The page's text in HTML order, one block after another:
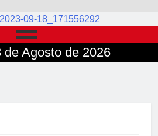
de Agosto de 2026